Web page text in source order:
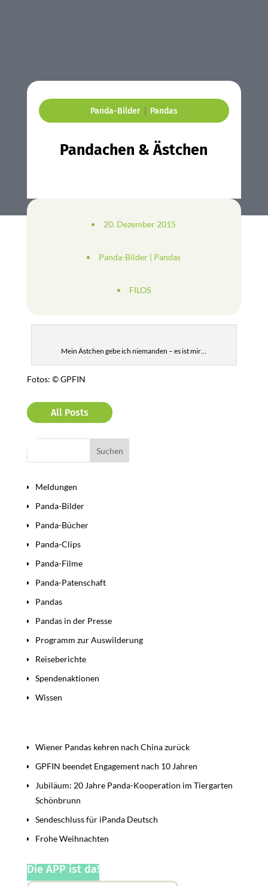
Panda-Bilder| Pandas
Pandachen & Ästchen
20. Dezember 2015
Panda-Bilder | Pandas
FILOS
Mein Ästchen gebe ich niemanden – es ist mir…
Fotos: © GPFIN
All Posts
Meldungen
Panda-Bilder
Panda-Bücher
Panda-Clips
Panda-Filme
Panda-Patenschaft
Pandas
Pandas in der Presse
Programm zur Auswilderung
Reiseberichte
Spendenaktionen
Wissen
Wiener Pandas kehren nach China zurück
GPFIN beendet Engagement nach 10 Jahren
Jubiläum: 20 Jahre Panda-Kooperation im Tiergarten
Schönbrunn
Sendeschluss für iPanda Deutsch
Frohe Weihnachten
Die APP ist da!